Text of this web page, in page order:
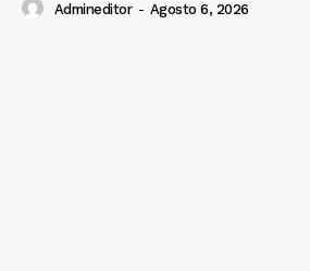
Admineditor - Agosto 6, 2026